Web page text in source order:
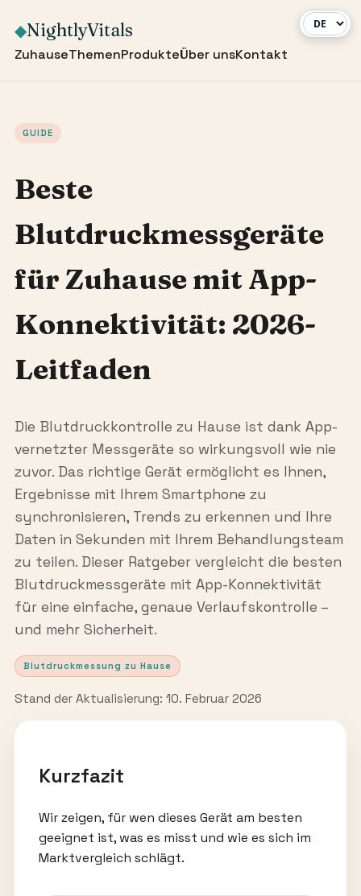
◆NightlyVitals
ZuhauseThemenProdukteÜber unsKontakt
GUIDE
Beste
Blutdruckmessgeräte
für Zuhause mit App-
Konnektivität: 2026-
Leitfaden
Die Blutdruckkontrolle zu Hause ist dank App-
vernetzter Messgeräte so wirkungsvoll wie nie
zuvor. Das richtige Gerät ermöglicht es Ihnen,
Ergebnisse mit Ihrem Smartphone zu
synchronisieren, Trends zu erkennen und Ihre
Daten in Sekunden mit Ihrem Behandlungsteam
zu teilen. Dieser Ratgeber vergleicht die besten
Blutdruckmessgeräte mit App-Konnektivität
für eine einfache, genaue Verlaufskontrolle –
und mehr Sicherheit.
Blutdruckmessung zu Hause
Stand der Aktualisierung: 10. Februar 2026
Kurzfazit
Wir zeigen, für wen dieses Gerät am besten
geeignet ist, was es misst und wie es sich im
Marktvergleich schlägt.